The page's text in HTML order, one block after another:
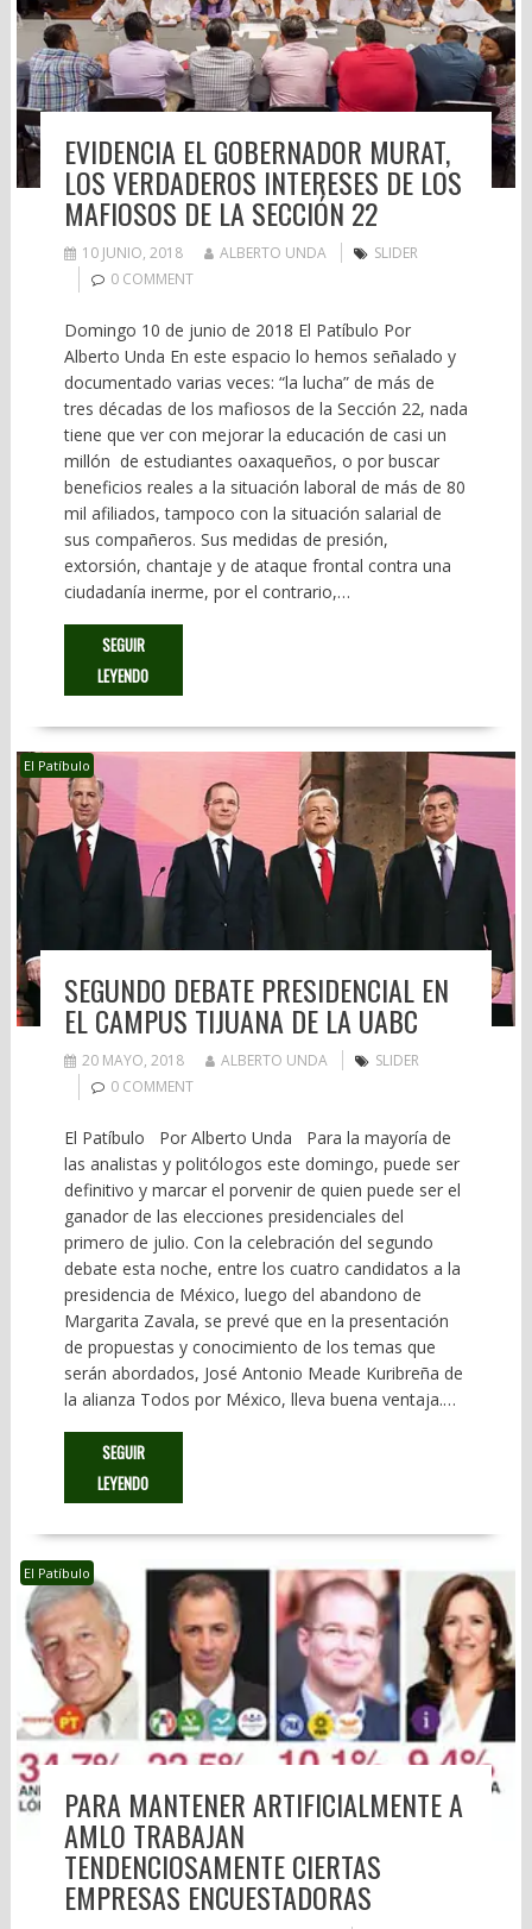
EVIDENCIA EL GOBERNADOR MURAT,
LOS VERDADEROS INTERESES DE LOS
MAFIOSOS DE LA SECCIÓN 22
10 JUNIO, 2018 ALBERTO UNDA
SLIDER
0 COMMENT
Domingo 10 de junio de 2018 El Patíbulo Por
Alberto Unda En este espacio lo hemos señalado y
documentado varias veces: “la lucha” de más de
tres décadas de los mafiosos de la Sección 22, nada
tiene que ver con mejorar la educación de casi un
millón de estudiantes oaxaqueños, o por buscar
beneficios reales a la situación laboral de más de 80
mil afiliados, tampoco con la situación salarial de
sus compañeros. Sus medidas de presión,
extorsión, chantaje y de ataque frontal contra una
ciudadanía inerme, por el contrario,…
SEGUIR
LEYENDO
El Patíbulo
SEGUNDO DEBATE PRESIDENCIAL EN
EL CAMPUS TIJUANA DE LA UABC
20 MAYO, 2018 ALBERTO UNDA
SLIDER
0 COMMENT
El Patíbulo Por Alberto Unda Para la mayoría de
las analistas y politólogos este domingo, puede ser
definitivo y marcar el porvenir de quien puede ser el
ganador de las elecciones presidenciales del
primero de julio. Con la celebración del segundo
debate esta noche, entre los cuatro candidatos a la
presidencia de México, luego del abandono de
Margarita Zavala, se prevé que en la presentación
de propuestas y conocimiento de los temas que
serán abordados, José Antonio Meade Kuribreña de
la alianza Todos por México, lleva buena ventaja.…
SEGUIR
LEYENDO
El Patíbulo
PARA MANTENER ARTIFICIALMENTE A
AMLO TRABAJAN
TENDENCIOSAMENTE CIERTAS
EMPRESAS ENCUESTADORAS